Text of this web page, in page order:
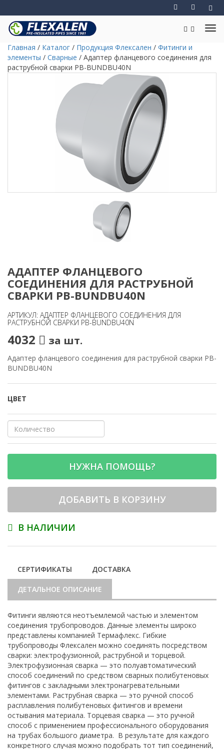
Главная / Каталог / Продукция Флексален / Фитинги и
элементы / Сварные / Адаптер фланцевого соединения для
раструбной сварки PB-BUNDBU40N
АДАПТЕР ФЛАНЦЕВОГО
СОЕДИНЕНИЯ ДЛЯ РАСТРУБНОЙ
СВАРКИ PB-BUNDBU40N
АРТИКУЛ: АДАПТЕР ФЛАНЦЕВОГО СОЕДИНЕНИЯ ДЛЯ
РАСТРУБНОЙ СВАРКИ PB-BUNDBU40N
4032 за шт.
Адаптер фланцевого соединения для раструбной сварки PB-
BUNDBU40N
ЦВЕТ
НУЖНА ПОМОЩЬ?
ДОБАВИТЬ В КОРЗИНУ
В НАЛИЧИИ
СЕРТИФИКАТЫ ДОСТАВКА
ДЕТАЛЬНОЕ ОПИСАНИЕ
Фитинги являются неотъемлемой частью и элементом
соединения трубопроводов. Данные элементы широко
представлены компанией Термафлекс. Гибкие
трубопроводы Флексален можно соединять посредством
сварки: электрофузионной, раструбной и торцевой.
Электрофузионная сварка — это полуавтоматический
способ соединений по средством сварных полибутеновых
фитингов с закладными электронагревательными
элементами. Раструбная сварка — это ручной способ
расплавления полибутеновых фитингов и времени
остывания материала. Торцевая сварка — это ручной
способ с применением профессионального оборудования
на трубах большого диаметра. В результате для каждого
конкретного случая можно подобрать тот тип соединений,